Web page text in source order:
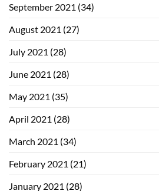
September 2021 (34)
August 2021 (27)
July 2021 (28)
June 2021 (28)
May 2021 (35)
April 2021 (28)
March 2021 (34)
February 2021 (21)
January 2021 (28)